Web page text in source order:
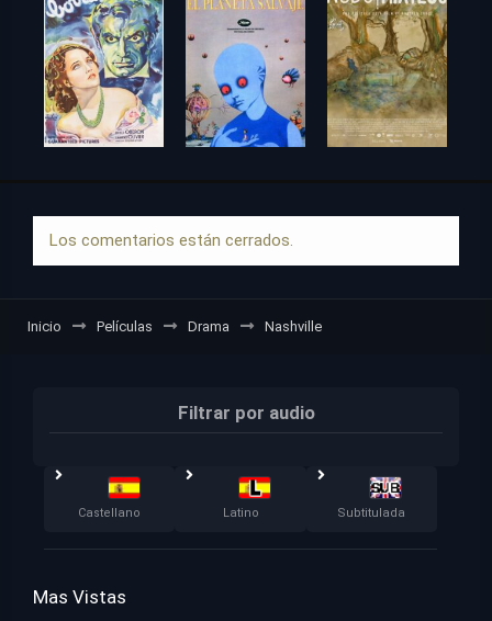
Los comentarios están cerrados.
Inicio Películas Drama Nashville
Filtrar por audio
Castellano Latino Subtitulada
Mas Vistas